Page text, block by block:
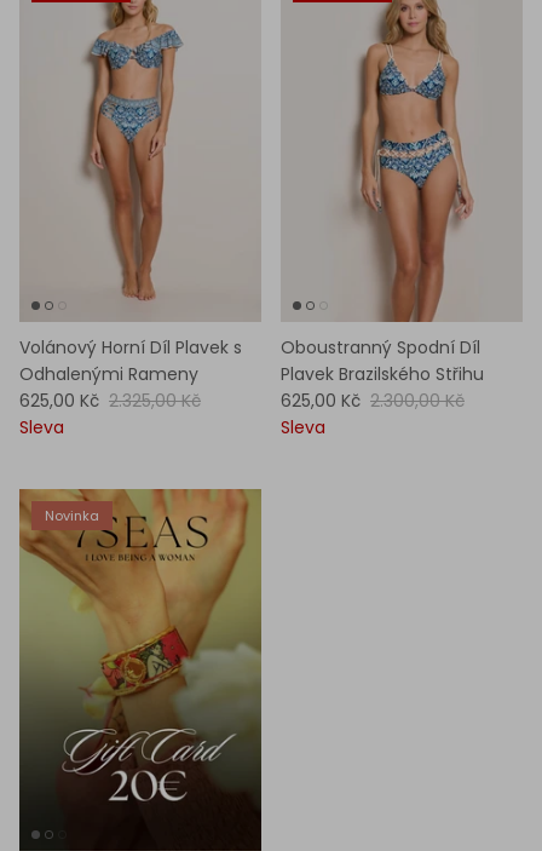
Volánový Horní Díl Plavek s
Odhalenými Rameny
625,00 Kč 2.325,00 Kč
Sleva
Oboustranný Spodní Díl
Plavek Brazilského Střihu
625,00 Kč 2.300,00 Kč
Sleva
Novinka